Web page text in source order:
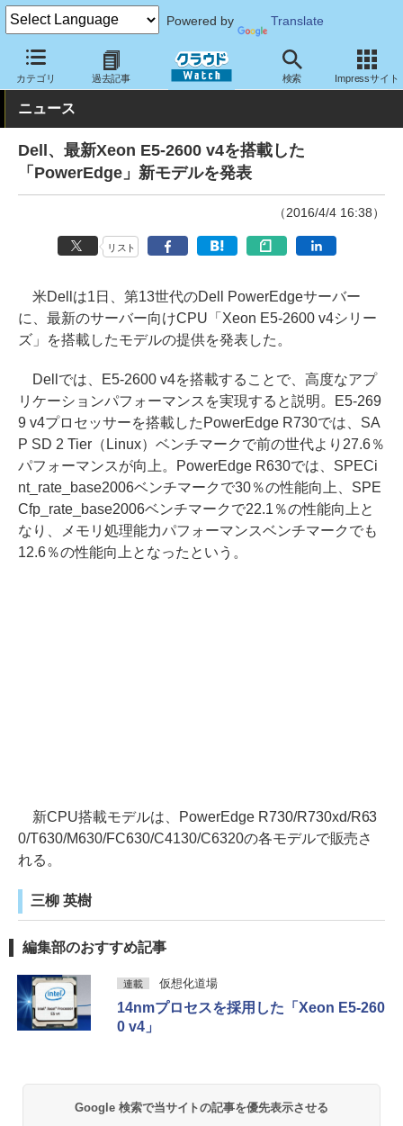
Powered by Translate
カテゴリ 過去記事 検索 Impressサイト
クラウド Watch ハード・インフラ ハードウェア サーバー
ニュース
Dell、最新Xeon E5-2600 v4を搭載した
「PowerEdge」新モデルを発表
（2016/4/4 16:38）
リスト
米Dellは1日、第13世代のDell PowerEdgeサーバー
に、最新のサーバー向けCPU「Xeon E5-2600 v4シリー
ズ」を搭載したモデルの提供を発表した。
Dellでは、E5-2600 v4を搭載することで、高度なアプ
リケーションパフォーマンスを実現すると説明。E5-269
9 v4プロセッサーを搭載したPowerEdge R730では、SA
P SD 2 Tier（Linux）ベンチマークで前の世代より27.6％
パフォーマンスが向上。PowerEdge R630では、SPECi
nt_rate_base2006ベンチマークで30％の性能向上、SPE
Cfp_rate_base2006ベンチマークで22.1％の性能向上と
なり、メモリ処理能力パフォーマンスベンチマークでも
12.6％の性能向上となったという。
新CPU搭載モデルは、PowerEdge R730/R730xd/R63
0/T630/M630/FC630/C4130/C6320の各モデルで販売さ
れる。
三柳 英樹
編集部のおすすめ記事
連載 仮想化道場
14nmプロセスを採用した「Xeon E5-260
0 v4」
Google 検索で当サイトの記事を優先表示させる